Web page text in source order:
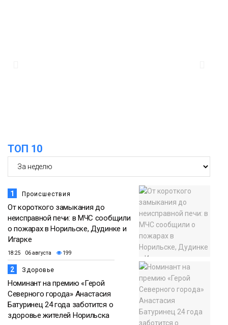
18:30
Фото
Заполярное лето в разгаре: Норильск
прогрелся до 29 градусов
ТОП 10
1 Происшествия
От короткого замыкания до
неисправной печи: в МЧС сообщили
о пожарах в Норильске, Дудинке и
Игарке
18:25 06 августа 199
2 Здоровье
Номинант на премию «Герой
Северного города» Анастасия
Батуринец 24 года заботится о
здоровье жителей Норильска